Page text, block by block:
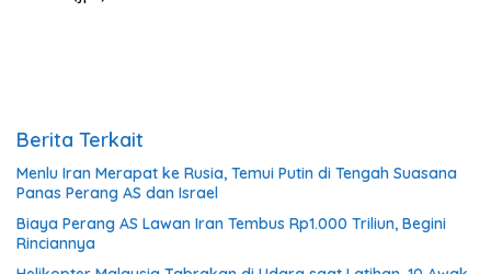
Berita Terkait
Menlu Iran Merapat ke Rusia, Temui Putin di Tengah Suasana
Panas Perang AS dan Israel
Biaya Perang AS Lawan Iran Tembus Rp1.000 Triliun, Begini
Rinciannya